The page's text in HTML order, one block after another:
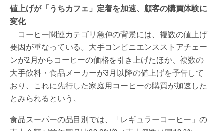
値上げが「うちカフェ」定着を加速、顧客の購買体験に
変化
コーヒー関連カテゴリ急伸の背景には、複数の値上げ
要因が重なっている。大手コンビニエンスストアチェー
ンが2月からコーヒーの価格を引き上げたほか、複数の
大手飲料・食品メーカーが3月以降の値上げを予告して
おり、これに先行した家庭用コーヒーの購買が加速した
とみられるという。
食品スーパーの品目別では、「レギュラーコーヒー」の